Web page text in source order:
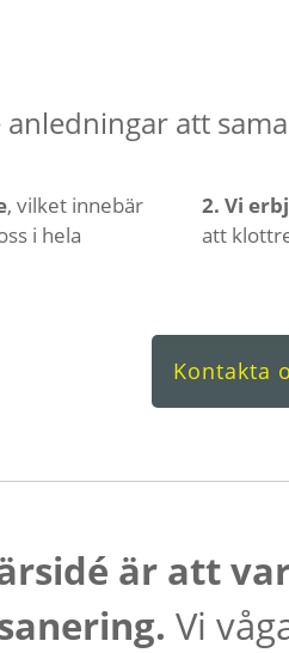
att
, vilket innebär
i hela
2. Vi
att
Kontakta
är att
Vi